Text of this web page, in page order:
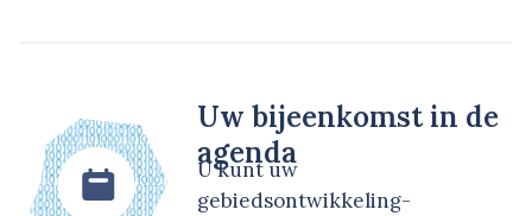
Uw bijeenkomst in de
agenda
U kunt uw
gebiedsontwikkeling-